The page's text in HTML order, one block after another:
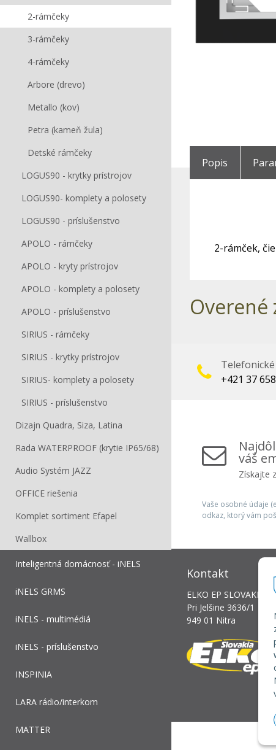
2-rámčeky
3-rámčeky
4-rámčeky
Arbore (drevo)
Metallo (kov)
Petra (kameň žula)
Detské rámčeky
LOGUS90 - krytky prístrojov
LOGUS90- komplety a polosety
LOGUS90 - príslušenstvo
APOLO - rámčeky
APOLO - kryty prístrojov
APOLO - komplety a polosety
APOLO - príslušenstvo
SIRIUS - rámčeky
SIRIUS - krytky prístrojov
SIRIUS- komplety a polosety
SIRIUS - príslušenstvo
Dizajn Quadra, Siza, Latina
Rada WATERPROOF (krytie IP65/68)
Audio Systém JAZZ
OFFICE riešenia
Komplet sortiment Efapel
Wallbox
Inteligentná domácnosť - iNELS
iNELS GRMS
iNELS - multimédiá
iNELS - príslušenstvo
INSPINIA
LARA rádio/interkom
MATTER
Popis
2-rámček,
Overené
+421 37
váš
Získajte
Vaše osobné údaje
odkaz, ktorý vám
Kontakt
ELKO EP SLOVAKIA,
Pri Jelšine 3636/1
949 01 Nitra